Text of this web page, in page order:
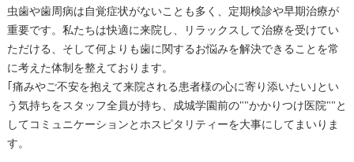
虫歯や歯周病は自覚症状がないことも多く、定期検診や早期治療が
重要です。私たちは快適に来院し、リラックスして治療を受けてい
ただける、そして何よりも歯に関するお悩みを解決できることを常
に考えた体制を整えております。
｢痛みやご不安を抱えて来院される患者様の心に寄り添いたい｣とい
う気持ちをスタッフ全員が持ち、成城学園前の""かかりつけ医院""と
してコミュニケーションとホスピタリティーを大事にしてまいりま
す。